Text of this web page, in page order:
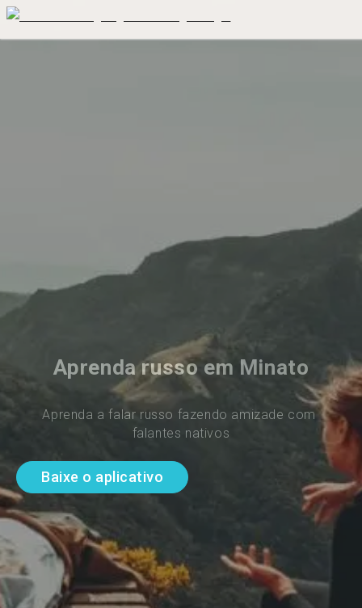
Aprenda russo em Minato
Aprenda a falar russo fazendo amizade com
falantes nativos
Baixe o aplicativo